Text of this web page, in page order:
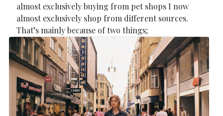
almost exclusively buying from pet shops I now
almost exclusively shop from different sources.
That’s mainly because of two things;